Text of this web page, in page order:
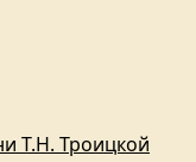
Т.Н. Троицкой